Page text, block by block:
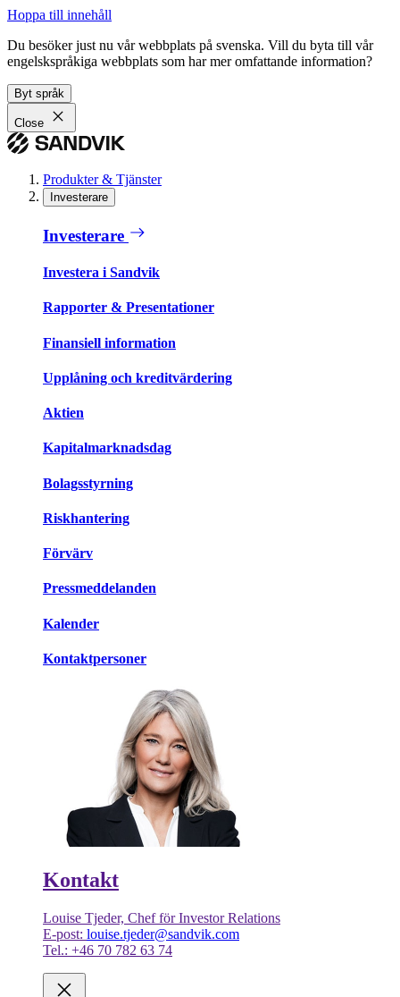
Hoppa till innehåll
Du besöker just nu vår webbplats på svenska. Vill du byta till vår
engelskspråkiga webbplats som har mer omfattande information?
Byt språk
Close
Produkter & Tjänster
Investerare
Investerare
Investera i Sandvik
Rapporter & Presentationer
Finansiell information
Upplåning och kreditvärdering
Aktien
Kapitalmarknadsdag
Bolagsstyrning
Riskhantering
Förvärv
Pressmeddelanden
Kalender
Kontaktpersoner
Kontakt
Louise Tjeder, Chef för Investor Relations
E-post: louise.tjeder@sandvik.com
Tel.: +46 70 782 63 74